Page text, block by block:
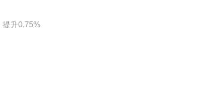
提升0.75%